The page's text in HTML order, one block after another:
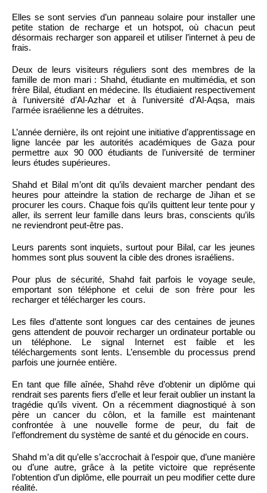
Elles se sont servies d’un panneau solaire pour installer une
petite station de recharge et un hotspot, où chacun peut
désormais recharger son appareil et utiliser l’internet à peu de
frais.
Deux de leurs visiteurs réguliers sont des membres de la
famille de mon mari : Shahd, étudiante en multimédia, et son
frère Bilal, étudiant en médecine. Ils étudiaient respectivement
à l’université d’Al-Azhar et à l’université d’Al-Aqsa, mais
l’armée israélienne les a détruites.
L’année dernière, ils ont rejoint une initiative d’apprentissage en
ligne lancée par les autorités académiques de Gaza pour
permettre aux 90 000 étudiants de l’université de terminer
leurs études supérieures.
Shahd et Bilal m’ont dit qu’ils devaient marcher pendant des
heures pour atteindre la station de recharge de Jihan et se
procurer les cours. Chaque fois qu’ils quittent leur tente pour y
aller, ils serrent leur famille dans leurs bras, conscients qu’ils
ne reviendront peut-être pas.
Leurs parents sont inquiets, surtout pour Bilal, car les jeunes
hommes sont plus souvent la cible des drones israéliens.
Pour plus de sécurité, Shahd fait parfois le voyage seule,
emportant son téléphone et celui de son frère pour les
recharger et télécharger les cours.
Les files d’attente sont longues car des centaines de jeunes
gens attendent de pouvoir recharger un ordinateur portable ou
un téléphone. Le signal Internet est faible et les
téléchargements sont lents. L’ensemble du processus prend
parfois une journée entière.
En tant que fille aînée, Shahd rêve d’obtenir un diplôme qui
rendrait ses parents fiers d’elle et leur ferait oublier un instant la
tragédie qu’ils vivent. On a récemment diagnostiqué à son
père un cancer du côlon, et la famille est maintenant
confrontée à une nouvelle forme de peur, du fait de
l’effondrement du système de santé et du génocide en cours.
Shahd m’a dit qu’elle s’accrochait à l’espoir que, d’une manière
ou d’une autre, grâce à la petite victoire que représente
l’obtention d’un diplôme, elle pourrait un peu modifier cette dure
réalité.